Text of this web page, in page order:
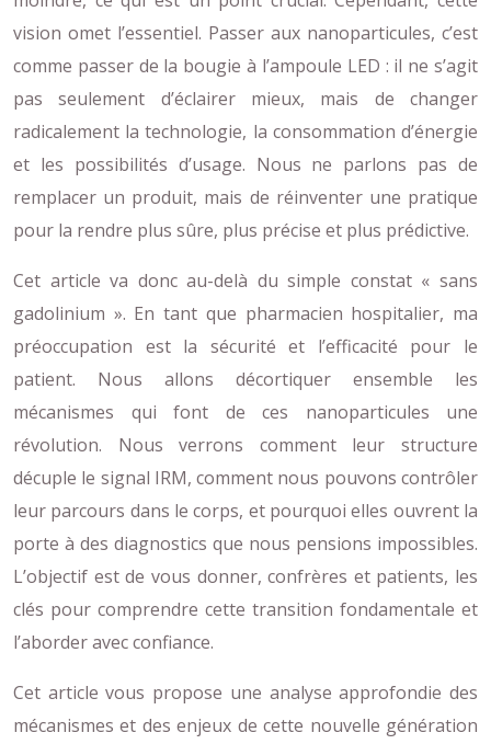
vision omet l’essentiel. Passer aux nanoparticules, c’est
comme passer de la bougie à l’ampoule LED : il ne s’agit
pas seulement d’éclairer mieux, mais de changer
radicalement la technologie, la consommation d’énergie
et les possibilités d’usage. Nous ne parlons pas de
remplacer un produit, mais de réinventer une pratique
pour la rendre plus sûre, plus précise et plus prédictive.
Cet article va donc au-delà du simple constat « sans
gadolinium ». En tant que pharmacien hospitalier, ma
préoccupation est la sécurité et l’efficacité pour le
patient. Nous allons décortiquer ensemble les
mécanismes qui font de ces nanoparticules une
révolution. Nous verrons comment leur structure
décuple le signal IRM, comment nous pouvons contrôler
leur parcours dans le corps, et pourquoi elles ouvrent la
porte à des diagnostics que nous pensions impossibles.
L’objectif est de vous donner, confrères et patients, les
clés pour comprendre cette transition fondamentale et
l’aborder avec confiance.
Cet article vous propose une analyse approfondie des
mécanismes et des enjeux de cette nouvelle génération